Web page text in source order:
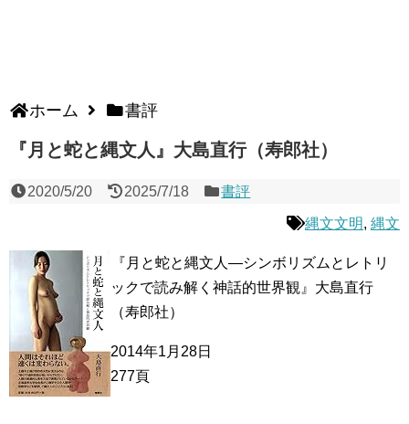
ホーム 書評
『月と蛇と縄文人』大島直行（寿郎社）
2020/5/20 2025/7/18 書評
縄文文明, 縄文
『月と蛇と縄文人―シンボリズムとレトリ
ックで読み解く神話的世界観』大島直行
（寿郎社）
2014年1月28日
277頁